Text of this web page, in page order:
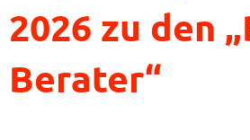
2026 zu den
Berater“